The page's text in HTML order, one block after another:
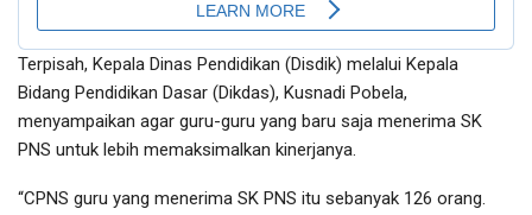
Terpisah, Kepala Dinas Pendidikan (Disdik) melalui Kepala
Bidang Pendidikan Dasar (Dikdas), Kusnadi Pobela,
menyampaikan agar guru-guru yang baru saja menerima SK
PNS untuk lebih memaksimalkan kinerjanya.
“CPNS guru yang menerima SK PNS itu sebanyak 126 orang.